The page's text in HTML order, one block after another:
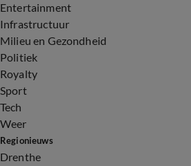
Entertainment
Infrastructuur
Milieu en Gezondheid
Politiek
Royalty
Sport
Tech
Weer
Regionieuws
Drenthe